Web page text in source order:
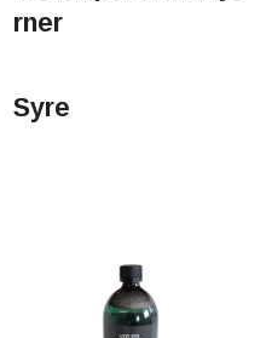
rner
Syre